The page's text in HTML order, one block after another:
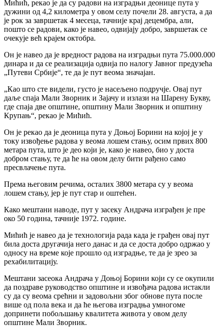
Мићић, рекао је да су радови на изградњи деонице пута у
дужини од 4,2 километра у овом селу почели 28. августа, а да
је рок за завршетак 4 месеца, тачније крај децембра, али,
пошто се радови, како је навео, одвијају добро, завршетак се
очекује већ крајем октобра.
Он је навео да je вредност радова на изградњи пута 75.000.000
динара и да се реализација одвија по налогу Јавног предузећа
„Путеви Србије“, те да је пут веома значајан.
„Као што сте видели, густо је насељено подручје. Овај пут
даље спаја Мали Зворник и Зајачу и излази на Шарену Букву,
где спаја две општине, општину Мали Зворник и општину
Крупањ“, рекао је Мићић.
Он је рекао да је деоница пута у Доњој Борини на којој је у
току извођење радова у веома лошем стању, осим првих 800
метара пута, што је део који је, како је навео, био у доста
добром стању, те да ће на овом делу бити рађено само
пресвлачење пута.
Према његовим речима, осталих 3800 метара су у веома
лошем стању, јер је пут стар и оштећен.
Како мештани наводе, пут у засеку Андрача изграђен је пре
око 50 година, тачније 1972. године.
Мићић је навео да је технологија рада када је грађен овај пут
била доста другачија него данас и да се доста добро одржао у
односу на време које прошло од изградње, те да је зрео за
рехабилитацију.
Мештани засеока Андрача у Доњој Борини који су се окупили
да поздраве руководство општине и извођача радова истакли
су да су веома срећни и задовољни због обнове пута после
више од пола века и да ће његова изградња умногоме
допринети побољшању квалитета живота у овом делу
општине Мали Зворник.